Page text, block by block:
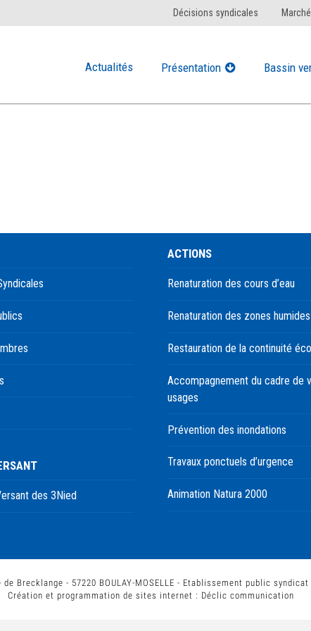
Décisions syndicales
Actualités Présentation Bassin
des 3Nied
ACTIONS
Renaturation des cours d’eau
Renaturation des zones humides
Restauration de la continuité
Accompagnement du cadre de
usages
Prévention des inondations
Travaux ponctuels d’urgence
Animation Natura 2000
Brecklange - 57220 BOULAY-MOSELLE - Etablissement public
Création et programmation de sites internet : Déclic communication